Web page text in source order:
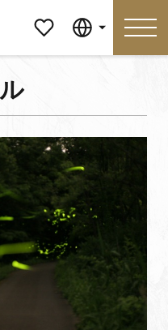
ージ
すすめの過ごし方
食べる
ベント